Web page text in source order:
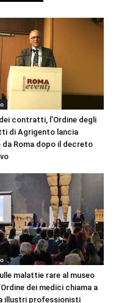
contratti, l’Ordine degli
di Agrigento lancia
da Roma dopo il decreto
malattie rare al museo
dei medici chiama a
illustri professionisti